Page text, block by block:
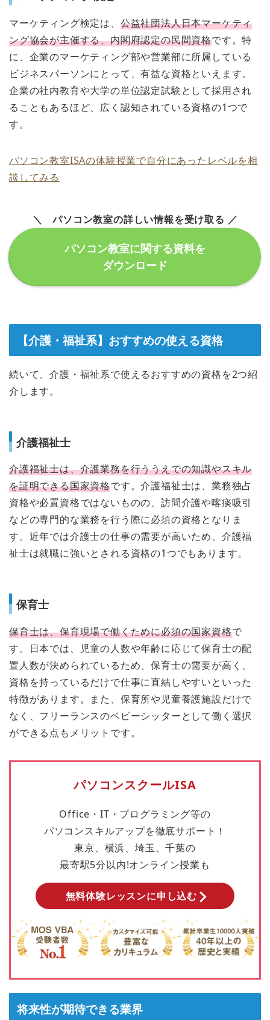
マーケティング検定は、 公益社団法人日本マーケティ
ング協会が主催する、内閣府認定の民間資格です。特
に、企業のマーケティング部や営業部に所属している
ビジネスパーソンにとって、有益な資格といえます。
企業の社内教育や大学の単位認定試験として採用され
ることもあるほど、広く認知されている資格の1つで
す。
パソコン教室ISAの体験授業で自分にあったレベルを相
談してみる
＼ パソコン教室の詳しい情報を受け取る ／
パソコン教室に関する資料を
ダウンロード
【介護・福祉系】おすすめの使える資格
続いて、介護・福祉系で使えるおすすめの資格を2つ紹
介します。
介護福祉士
介護福祉士は、介護業務を行ううえでの知識やスキル
を証明できる国家資格です。介護福祉士は、業務独占
資格や必置資格ではないものの、訪問介護や喀痰吸引
などの専門的な業務を行う際に必須の資格となりま
す。近年では介護士の仕事の需要が高いため、介護福
祉士は就職に強いとされる資格の1つでもあります。
保育士
保育士は、保育現場で働くために必須の国家資格で
す。日本では、児童の人数や年齢に応じて保育士の配
置人数が決められているため、保育士の需要が高く、
資格を持っているだけで仕事に直結しやすいといった
特徴があります。また、保育所や児童養護施設だけで
なく、フリーランスのベビーシッターとして働く選択
ができる点もメリットです。
パソコンスクールISA
Office・IT・プログラミング等の
パソコンスキルアップを徹底サポート！
東京、横浜、埼玉、千葉の
最寄駅5分以内!オンライン授業も
無料体験レッスンに申し込む
将来性が期待できる業界